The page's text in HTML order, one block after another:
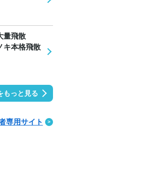
量飛散
キ本格飛散
もっと見る
専用サイト